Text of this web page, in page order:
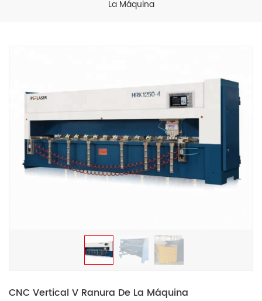
La Máquina
CNC Vertical V Ranura De La Máquina